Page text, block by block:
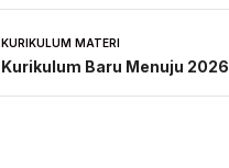
KURIKULUM MATERI
Kurikulum Baru Menuju 2026